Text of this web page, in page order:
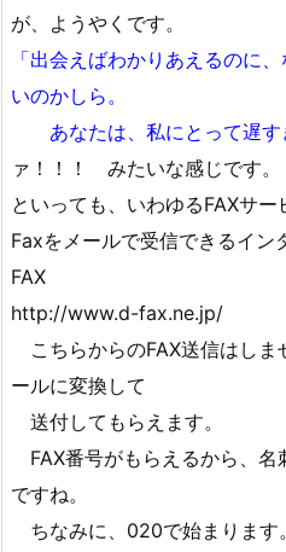
が、ようやくです。
「出会えばわかりあえるのに
いのかしら。
あなたは、私にとって遅す
ァ！！！ みたいな感じです。
といっても、いわゆるFAXサー
Faxをメールで受信できるイ
FAX
http://www.d-fax.ne.jp/
こちらからのFAX送信はしま
ールに変換して
送付してもらえます。
FAX番号がもらえるから、名
ですね。
ちなみに、020で始まります